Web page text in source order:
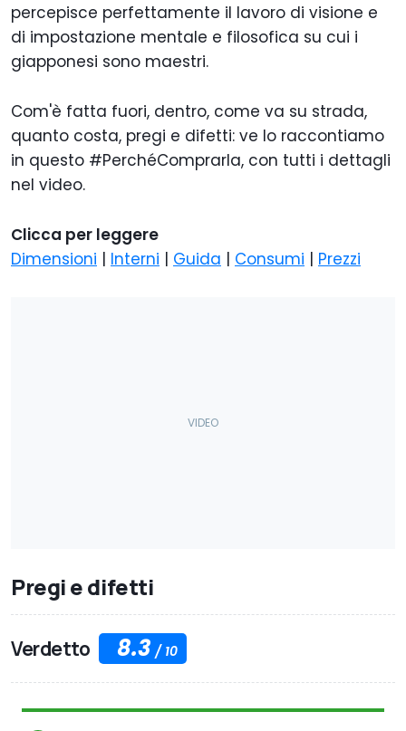
percepisce perfettamente il lavoro di visione e
di impostazione mentale e filosofica su cui i
giapponesi sono maestri.
Com'è fatta fuori, dentro, come va su strada,
quanto costa, pregi e difetti: ve lo raccontiamo
in questo #PerchéComprarla, con tutti i dettagli
nel video.
Clicca per leggere
Dimensioni | Interni | Guida | Consumi | Prezzi
Pregi e difetti
Verdetto 8.3 / 10